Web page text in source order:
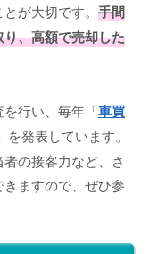
が大切です。 手間
、高額で売却した
行い、毎年「車買
を発表しています。
の接客力など、さ
ますので、ぜひ参